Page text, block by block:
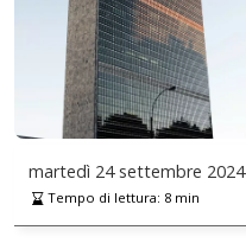
martedì 24 settembre 2024
Tempo di lettura: 8min